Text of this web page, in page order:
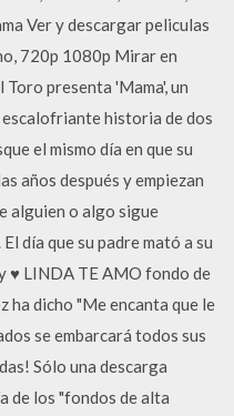
Ver y descargar peliculas
720p 1080p Mirar en
presenta 'Mama', un
historia de dos
el mismo día en que su
años después y empiezan
alguien o algo sigue
día que su padre mató a su
♥ LINDA TE AMO fondo de
ha dicho "Me encanta que le
se embarcará todos sus
Sólo una descarga
de los "fondos de alta